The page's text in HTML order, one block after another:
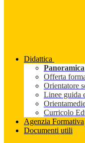
Didattica
Panoramica
Offerta
Orientatore
Linee guida
Curricolo
Agenzia Formativa
Documenti utili